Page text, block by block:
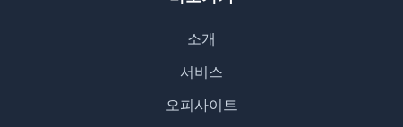
소개
서비스
오피사이트